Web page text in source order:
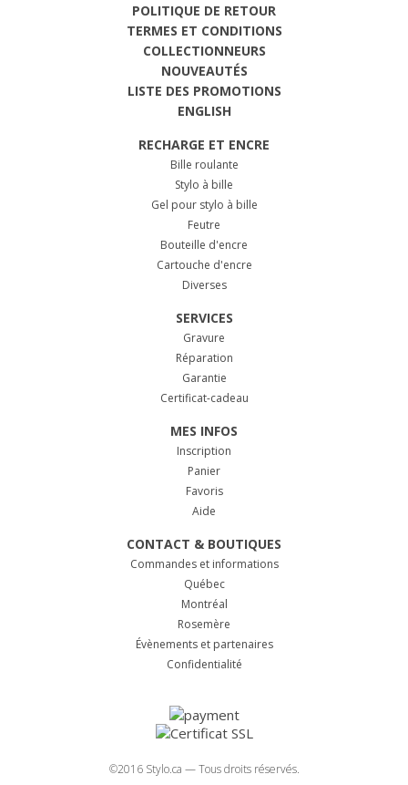
POLITIQUE DE RETOUR
TERMES ET CONDITIONS
COLLECTIONNEURS
NOUVEAUTÉS
LISTE DES PROMOTIONS
ENGLISH
RECHARGE ET ENCRE
Bille roulante
Stylo à bille
Gel pour stylo à bille
Feutre
Bouteille d'encre
Cartouche d'encre
Diverses
SERVICES
Gravure
Réparation
Garantie
Certificat-cadeau
MES INFOS
Inscription
Panier
Favoris
Aide
CONTACT & BOUTIQUES
Commandes et informations
Québec
Montréal
Rosemère
Évènements et partenaires
Confidentialité
©2016 Stylo.ca — Tous droits réservés.